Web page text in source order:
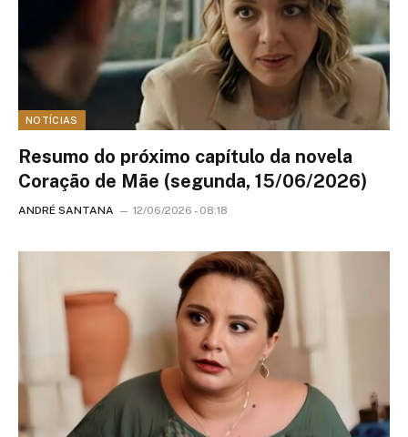
NOTÍCIAS
Resumo do próximo capítulo da novela
Coração de Mãe (segunda, 15/06/2026)
ANDRÉ SANTANA 12/06/2026 - 08:18